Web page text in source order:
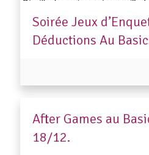
Soirée Jeux
Déductions Au
After Games au
18/12.